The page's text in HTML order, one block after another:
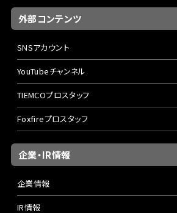
外部コンテンツ
SNSアカウント
YouTubeチャンネル
TIEMCOプロスタッフ
Foxfireプロスタッフ
企業・IR情報
企業情報
IR情報